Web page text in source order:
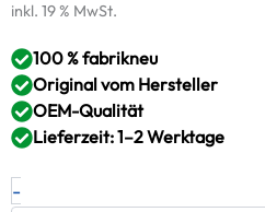
inkl. 19 % MwSt.
100 % fabrikneu
Original vom Hersteller
OEM-Qualität
Lieferzeit: 1–2 Werktage
-
Neuer
Original